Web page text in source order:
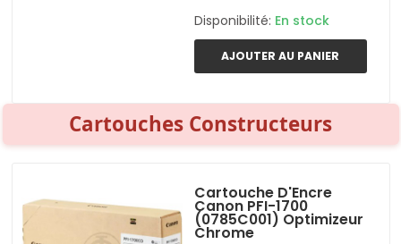
Disponibilité: En stock
AJOUTER AU PANIER
Cartouches Constructeurs
Cartouche D'Encre
Canon PFI-1700
(0785C001) Optimizeur
Chrome